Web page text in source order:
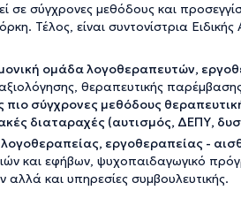
σε σύγχρονες μεθόδους και
Τέλος, είναι συντονίστρια
ομάδα λογοθεραπευτών,
θεραπευτικής
πιο σύγχρονες μεθόδους
διαταραχές (αυτισμός, ΔΕΠΥ,
λογοθεραπείας, εργοθεραπείας -
και εφήβων, ψυχοπαιδαγωγικό
αλλά και υπηρεσίες συμβουλευτικής.